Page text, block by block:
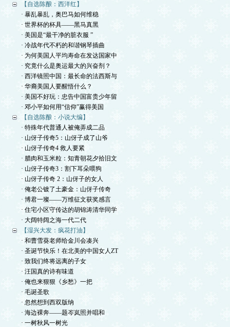
【自选陈酿：西洋红】
· 暴乱暴乱，奥巴马如何维稳
· 世界杯的杯具——黑马真黑
· 美国是“最干净的脏衣服 ”
· 冷战年代不朽的和谐钢琴插曲
· 为何美国人平均寿命在发达国家中
· 究竟什么是奥运最大的兴奋剂？
· 西洋镜照中国：最长命的法西斯与
· 华裔美国人要醒悟什么？
· 美国不好玩：忠告中国富贵少年留
· 邓小平如何用“信仰”赢得美国
【自选陈酿：小说大编】
· 特殊年代普通人被俺弄成二品
· 山伢子传奇5：山伢子成了山爷
· 山伢子传奇4 救人要紧
· 腊肉和玉米粒：知青朝花夕拾旧文
· 山伢子传奇3：割下耳朵喂狗
· 山伢子传奇 2：山伢子的女人
· 俺老公镀了土豪金：山伢子传奇
· 博君一璨——万维征文获奖感言
· 住宅小区守传达的胡锦涛清华同学
· 大阔特阔之海一代二代
【湿兴大发：疯花打油】
· 和曹雪葵老师给金川会凑兴
· 圣诞节快乐！在北美的中国女人ZT
· 致我们终将远离的子女
· 汪国真的诗有味道
· 俺也来狠狠《乡愁》一把
· 毛诞圣歌
· 忽然想到西双版纳
· 海边裸奔——题岑岚照并唱和
· 一树秋风一树光